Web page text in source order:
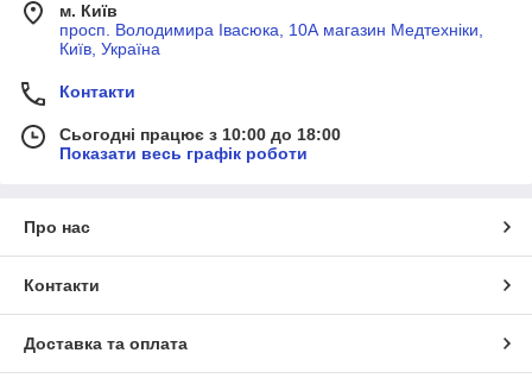
м. Київ
просп. Володимира Івасюка, 10А магазин Медтехніки,
Київ, Україна
Контакти
Сьогодні працює з 10:00 до 18:00
Показати весь графік роботи
Про нас
Контакти
Доставка та оплата